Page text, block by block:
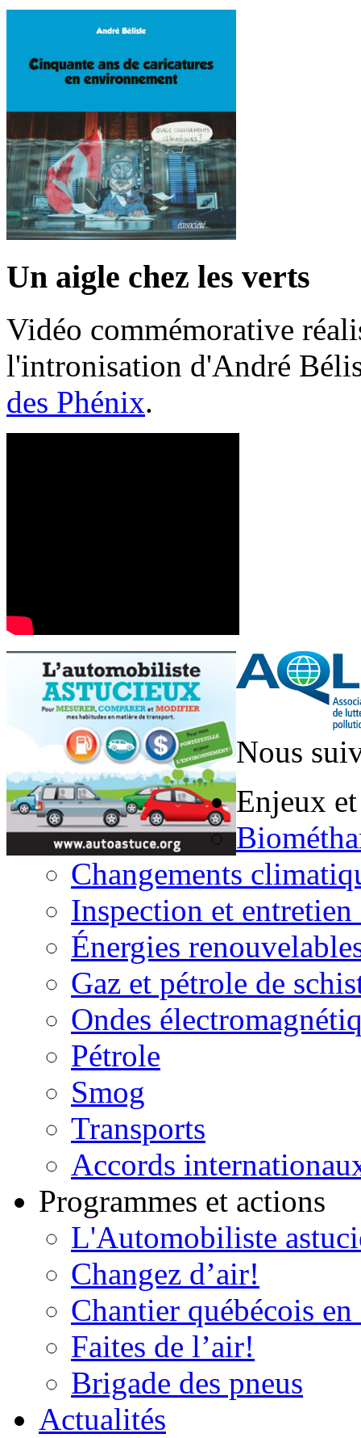
Un aigle chez les verts
Vidéo commémorative
l'intronisation d'André
des Phénix.
Nous
Enjeux
Changements
Inspection et entretien
Énergies
Gaz et pétrole de
Ondes
Pétrole
Smog
Transports
Accords
Programmes et actions
L'Automobiliste
Changez d’air!
Chantier québécois
Faites de l’air!
Brigade des pneus
Actualités